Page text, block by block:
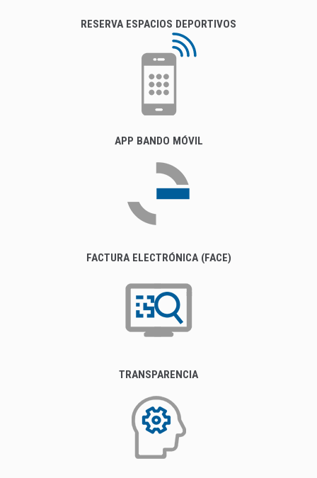
RESERVA ESPACIOS DEPORTIVOS
APP BANDO MÓVIL
FACTURA ELECTRÓNICA (FACE)
TRANSPARENCIA